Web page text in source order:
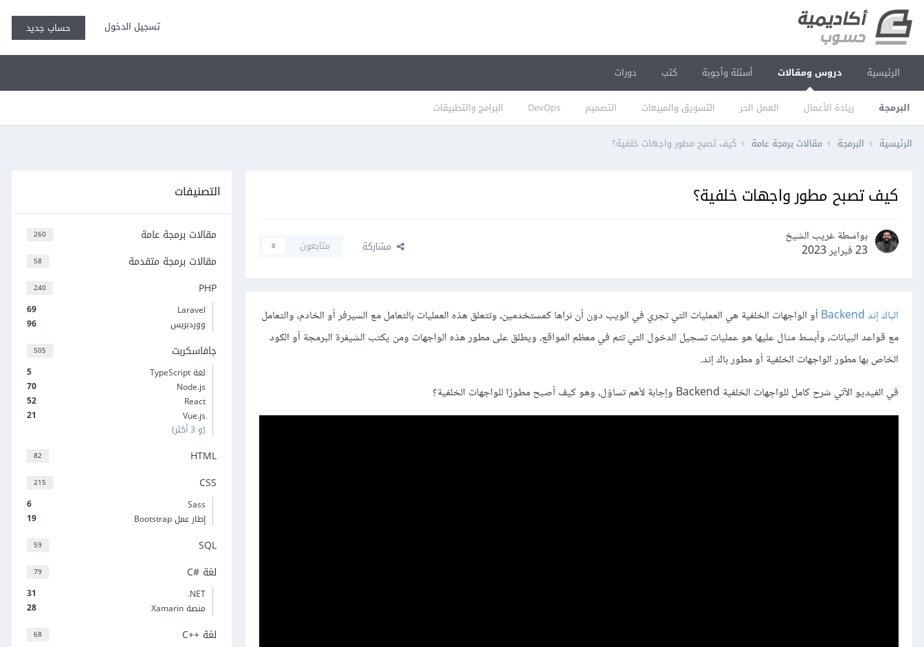
تسجيل الدخول حساب جديد
الرئيسية دروس ومقالات
البرمجة ريادة الأعمال العمل الحر التسويق والمبيعات التصميم DevOps البرامج والتطبيقات
أسئلة وأجوبة كتب دورات
الرئيسية البرمجة مقالات برمجة عامة كيف تصبح مطور واجهات خلفية؟
كيف تصبح مطور واجهات خلفية؟
بواسطة غريب الشيخ
23 فبراير 2023
مشاركة متابعون 0
الباك إند Backend
أو الواجهات الخلفية هي العمليات التي تجري في الويب دون أن نراها كمستخدمين، وتتعلق هذه العمليات بالتعامل مع السيرفر أو الخادم، والتعامل
مع قواعد البيانات، وأبسط مثال عليها هو عمليات تسجيل الدخول التي تتم في معظم المواقع، ويطلق على مطور هذه الواجهات ومن يكتب الشيفرة البرمجة أو الكود
الخاص بها مطور الواجهات الخلفية أو مطور باك إند.
في الفيديو الآتي شرح كامل للواجهات الخلفية Backend وإجابة لأهم تساؤل، وهو كيف أصبح مطورًا للواجهات الخلفية؟
التصنيفات
260 مقالات برمجة عامة
58 مقالات برمجة متقدمة
240 PHP
69
Laravel
96
ووردبريس
505 جافاسكربت
5
لغة TypeScript
70
Node.js
52
React
21
Vue.js
(و 3 أكثر)
82 HTML
215 CSS
6
Sass
19
إطار عمل Bootstrap
59 SQL
79 لغة C#‎
31
‎.NET
28
منصة Xamarin
68 لغة C++‎